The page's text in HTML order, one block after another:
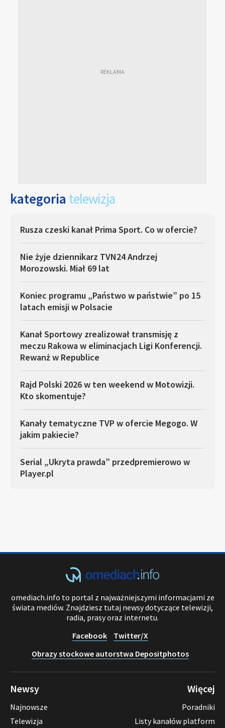
kategoria telewizja
Rusza czeski kanał Prima Sport. Co w ofercie?
Nie żyje dziennikarz TVN24 Andrzej
Morozowski. Miał 69 lat
Koniec programu „Państwo w państwie” po 15
latach emisji w Polsacie
Kanał Sportowy zrealizował transmisję z
meczu Rakowa w eliminacjach Ligi Konferencji.
Rewanż w Republice
Rajd Polski 2026 w ten weekend w Motowizji.
Kto skomentuje?
Kanały tematyczne TVP w ofercie Megogo. W
jakim pakiecie?
Serial „Ukryta prawda” przedpremierowo w
Player.pl
omediach.info to portal z najważniejszymi informacjami ze
świata mediów. Znajdziesz tutaj newsy dotyczące telewizji,
radia, prasy oraz internetu.
Facebook
Twitter/X
Obrazy stockowe autorstwa Depositphotos
Newsy
Najnowsze
Telewizja
Więcej
Poradniki
Listy kanałów platform